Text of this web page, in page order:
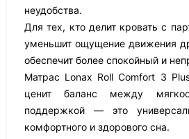
неудобства.
Для тех, кто делит кровать с
уменьшит ощущение движения
обеспечит более спокойный и
Матрас Lonax Roll Comfort 3
ценит баланс между
поддержкой — это
комфортного и здорового сна.